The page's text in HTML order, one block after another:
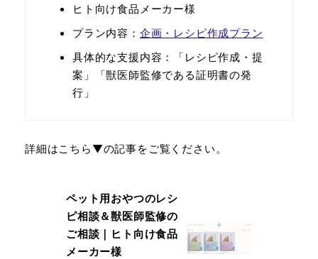
ヒト向け食品メーカー様
プラン内容： 企画・レシピ作成プラン
具体的な⽀援内容：「レシピ作成・提
案」「獣医師監修である証明書の発
行」
詳細はこちら▼の記事をご覧ください。
ペット用おやつのレシ
ピ相談＆獣医師監修の
ご相談｜ヒト向け食品
メーカー様